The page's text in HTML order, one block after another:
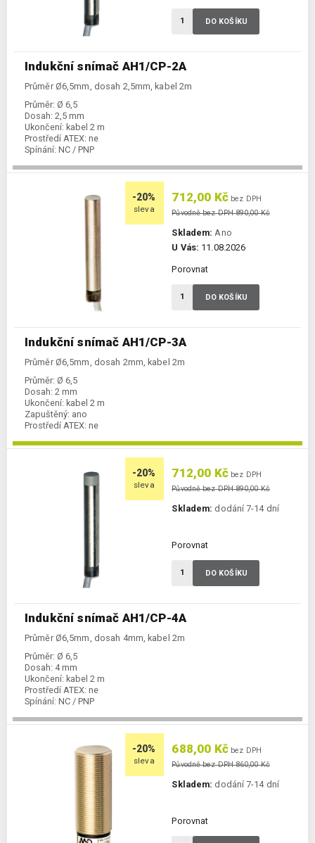
Indukční snímač AH1/CP-2A
Průměr Ø6,5mm, dosah 2,5mm, kabel 2m
Průměr: Ø 6,5
Dosah: 2,5 mm
Ukončení: kabel 2 m
Prostředí ATEX: ne
Spínání: NC / PNP
DO KOŠÍKU
-20%
sleva
Indukční snímač AH1/CP-3A
Průměr Ø6,5mm, dosah 2mm, kabel 2m
Průměr: Ø 6,5
Dosah: 2 mm
Ukončení: kabel 2 m
Zapuštěný: ano
Prostředí ATEX: ne
712,00 Kč bez DPH
Původně bez DPH 890,00 Kč
Skladem: Ano
U Vás: 11.08.2026
Porovnat
DO KOŠÍKU
-20%
sleva
Indukční snímač AH1/CP-4A
Průměr Ø6,5mm, dosah 4mm, kabel 2m
Průměr: Ø 6,5
Dosah: 4 mm
Ukončení: kabel 2 m
Prostředí ATEX: ne
Spínání: NC / PNP
712,00 Kč bez DPH
Původně bez DPH 890,00 Kč
Skladem: dodání 7-14 dní
Porovnat
DO KOŠÍKU
-20%
sleva
688,00 Kč bez DPH
Původně bez DPH 860,00 Kč
Skladem: dodání 7-14 dní
Porovnat